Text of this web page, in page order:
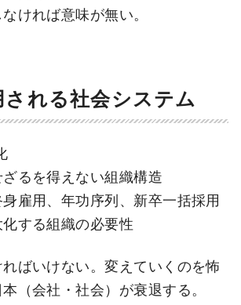
ければ意味が無い。
れる社会システム
ざるを得えない組織構造
身雇用、年功序列、新卒一括採用
化する組織の必要性
ばいけない。変えていくのを怖
（会社・社会）が衰退する。